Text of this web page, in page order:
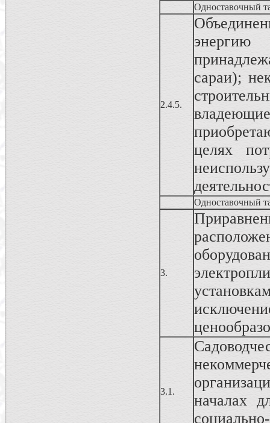
Одноставочный
2.4.5.
сараи);
целях
Одноставочный
3.
3.1.
началах